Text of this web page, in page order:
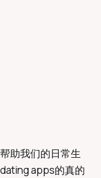
助我们的日常生
apps的真的